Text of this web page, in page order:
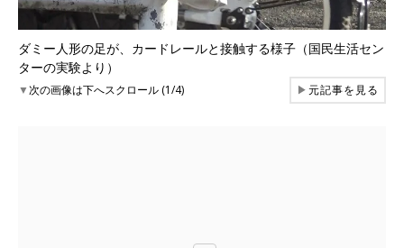
ダミー人形の足が、カードレールと接触する様子（国民生活セン
ターの実験より）
▼次の画像は下へスクロール (1/4) ▶元記事を見る